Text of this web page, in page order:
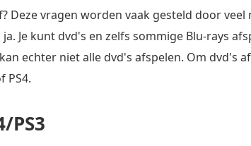
Deze vragen worden vaak gesteld door
Je kunt dvd's en zelfs sommige Blu-rays
echter niet alle dvd's afspelen. Om dvd's
PS4.
PS3